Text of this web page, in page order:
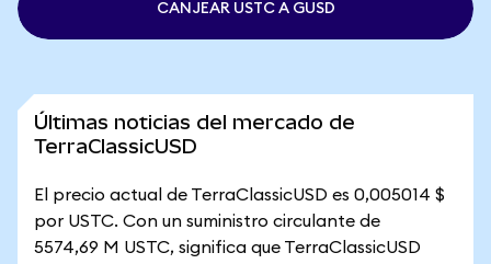
CANJEAR USTC A GUSD
Últimas noticias del mercado de
TerraClassicUSD
El precio actual de TerraClassicUSD es 0,005014 $
por USTC. Con un suministro circulante de
5574,69 M USTC, significa que TerraClassicUSD